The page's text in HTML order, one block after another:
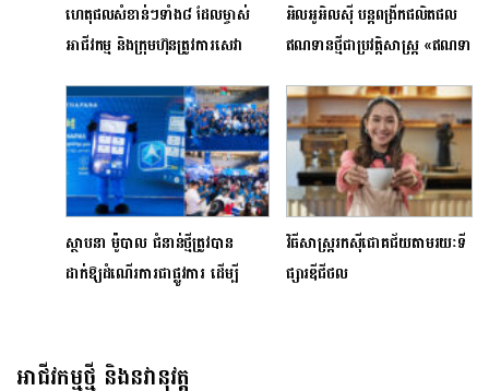
ហេតុផលសំខាន់ៗទាំង៨ ដែលម្ចាស់
អាជីវកម្ម និងក្រុមហ៊ុនត្រូវការសេវា
អិលអូអិលស៊ី​ បន្តពង្រីកផលិតផល
ឥណទានថ្មីជាប្រវត្តិសាស្ត្រ «ឥណទាន
រាជធានីភ្នំពេញ និងតាមបណ្តាខេត្ត
ឆាប់ៗនេះ
ស្ថាបនា ម៉ូបាល​ ជំនាន់ថ្មីត្រូវបាន
ដាក់ឱ្យ​​ដំណើរការជាផ្លូវការ ​ដើម្បី​
ស្រួល
វិធីសាស្ត្ររកស៊ីជោគជ័យតាមរយៈទី
ផ្សារឌីជីថល
អាជីវកម្មថ្មី និងនវានុវត្ត